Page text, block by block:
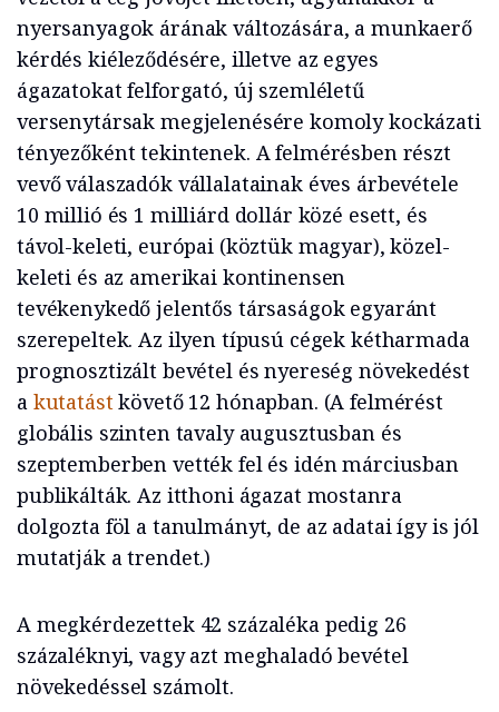
nyersanyagok árának változására, a munkaerő
kérdés kiéleződésére, illetve az egyes
ágazatokat felforgató, új szemléletű
versenytársak megjelenésére komoly kockázati
tényezőként tekintenek. A felmérésben részt
vevő válaszadók vállalatainak éves árbevétele
10 millió és 1 milliárd dollár közé esett, és
távol-keleti, európai (köztük magyar), közel-
keleti és az amerikai kontinensen
tevékenykedő jelentős társaságok egyaránt
szerepeltek. Az ilyen típusú cégek kétharmada
prognosztizált bevétel és nyereség növekedést
a kutatástkövető 12 hónapban. (A felmérést
globális szinten tavaly augusztusban és
szeptemberben vették fel és idén márciusban
publikálták. Az itthoni ágazat mostanra
dolgozta föl a tanulmányt, de az adatai így is jól
mutatják a trendet.)
A megkérdezettek 42 százaléka pedig 26
százaléknyi, vagy azt meghaladó bevétel
növekedéssel számolt.